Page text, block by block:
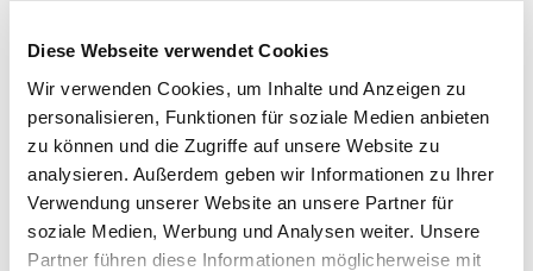
Diese Webseite verwendet Cookies
Wir verwenden Cookies, um Inhalte und Anzeigen zu
personalisieren, Funktionen für soziale Medien anbieten
zu können und die Zugriffe auf unsere Website zu
analysieren. Außerdem geben wir Informationen zu Ihrer
Verwendung unserer Website an unsere Partner für
soziale Medien, Werbung und Analysen weiter. Unsere
Partner führen diese Informationen möglicherweise mit